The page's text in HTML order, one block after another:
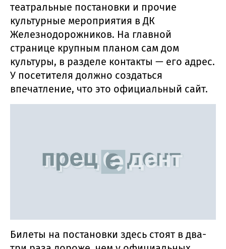
театральные постановки и прочие
культурные мероприятия в ДК
Железнодорожников. На главной
странице крупным планом сам дом
культуры, в разделе контакты — его адрес.
У посетителя должно создаться
впечатление, что это официальный сайт.
Билеты на постановки здесь стоят в два-